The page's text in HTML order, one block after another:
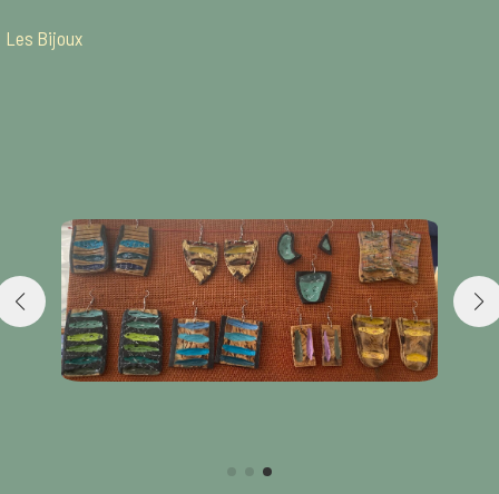
auLes Bijoux